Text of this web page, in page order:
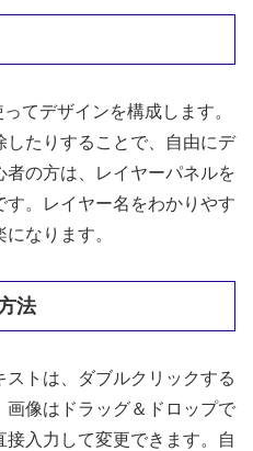
てデザインを構成します。
したりすることで、自由にデ
の方は、レイヤーパネルを
。レイヤー名をわかりやす
なります。
法
トは、ダブルクリックする
画像はドラッグ＆ドロップで
入力して変更できます。自